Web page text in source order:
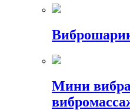
Мини